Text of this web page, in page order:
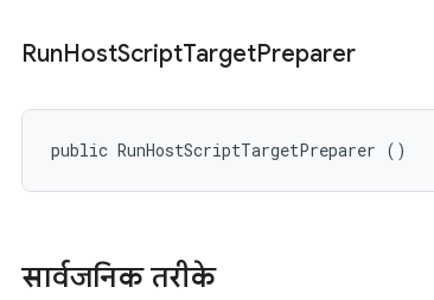
RunHostScriptTargetPreparer
public RunHostScriptTargetPreparer ()
सार्वजनिक तरीके